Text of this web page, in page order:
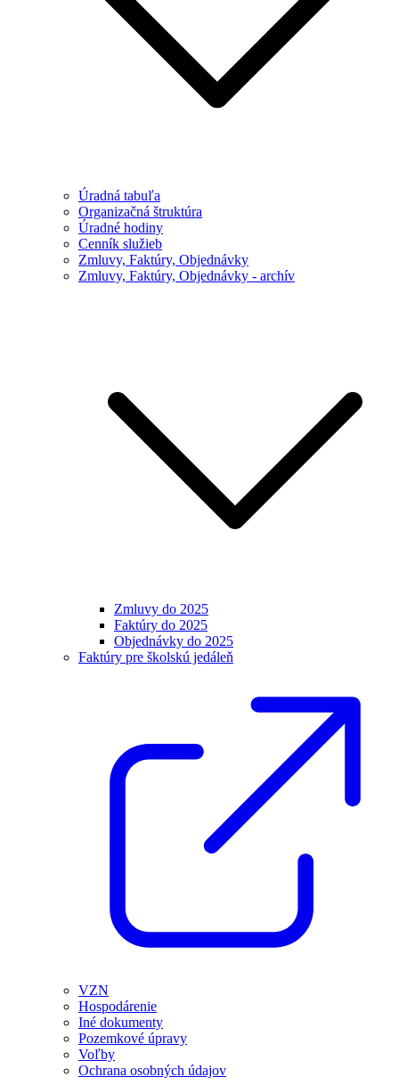
Úradná tabuľa
Organizačná štruktúra
Úradné hodiny
Cenník služieb
Zmluvy, Faktúry, Objednávky
Zmluvy, Faktúry, Objednávky - archív
Zmluvy do 2025
Faktúry do 2025
Objednávky do 2025
Faktúry pre školskú jedáleň
VZN
Hospodárenie
Iné dokumenty
Pozemkové úpravy
Voľby
Ochrana osobných údajov